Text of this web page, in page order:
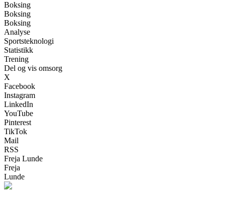
Boksing
Boksing
Boksing
Analyse
Sportsteknologi
Statistikk
Trening
Del og vis omsorg
X
Facebook
Instagram
LinkedIn
YouTube
Pinterest
TikTok
Mail
RSS
Freja Lunde
Freja
Lunde